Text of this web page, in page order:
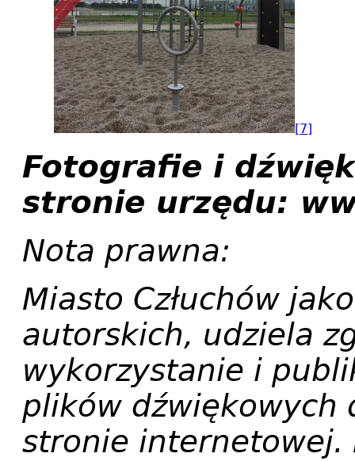
[7]
Fotografie i
stronie urzędu:
Nota prawna:
Miasto Człuchów
autorskich, udziela
wykorzystanie i
plików dźwiękowych
stronie internetowej.